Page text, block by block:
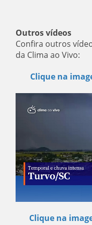
Outros vídeos
Confira outros
da Clima ao Vivo:
Clique na
Clique na